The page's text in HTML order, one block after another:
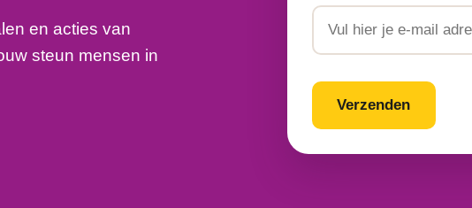
en acties van
steun mensen in
Voornaam
CAPTCHA